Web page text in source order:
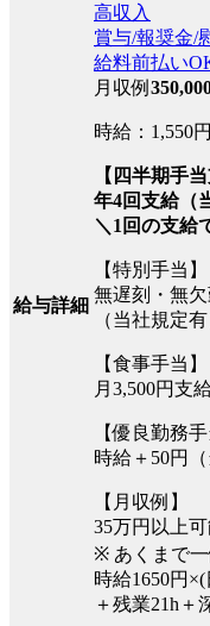
給与詳細
高収入
賞与/報奨金/
給料前払い
月収例
時給：1,550
【四半期手当
年4回支給（
＼1回の支給
【特別手当】
無遅刻・無
（当社規定有
【食事手当】
月3,500円支
【優良勤務手
時給＋50円（
【月収例】
35万円以上
※ あくまで
時給1650円
＋残業21h＋